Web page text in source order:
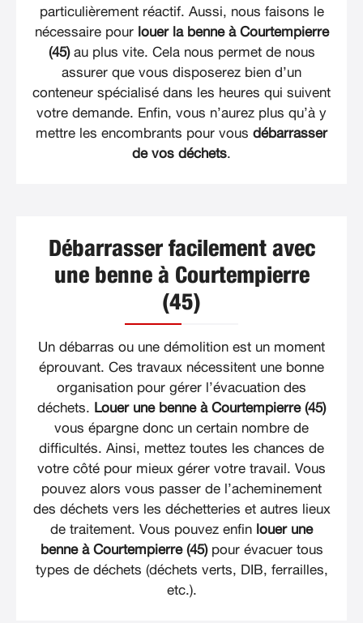
particulièrement réactif. Aussi, nous faisons le
nécessaire pour louer la benne à Courtempierre
(45)au plus vite. Cela nous permet de nous
assurer que vous disposerez bien d’un
conteneur spécialisé dans les heures qui suivent
votre demande. Enfin, vous n’aurez plus qu’à y
mettre les encombrants pour vous débarrasser
de vos déchets.
Débarrasser facilement avec
une benne à Courtempierre
(45)
Un débarras ou une démolition est un moment
éprouvant. Ces travaux nécessitent une bonne
organisation pour gérer l’évacuation des
déchets. Louer une benne à Courtempierre (45)
vous épargne donc un certain nombre de
difficultés. Ainsi, mettez toutes les chances de
votre côté pour mieux gérer votre travail. Vous
pouvez alors vous passer de l’acheminement
des déchets vers les déchetteries et autres lieux
de traitement. Vous pouvez enfin louer une
benne à Courtempierre (45)pour évacuer tous
types de déchets (déchets verts, DIB, ferrailles,
etc.).